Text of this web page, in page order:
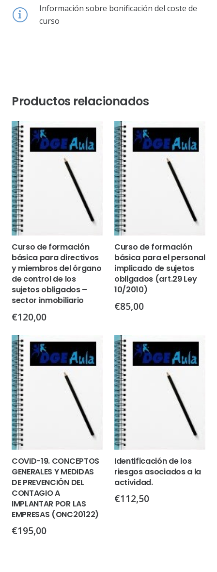
Información sobre bonificación del coste de
curso
Productos relacionados
Curso de formación
básica para directivos
y miembros del órgano
de control de los
sujetos obligados –
sector inmobiliario
€120,00
Curso de formación
básica para el personal
implicado de sujetos
obligados (art.29 Ley
10/2010)
€85,00
COVID-19. CONCEPTOS
GENERALES Y MEDIDAS
DE PREVENCIÓN DEL
CONTAGIO A
IMPLANTAR POR LAS
EMPRESAS (ONC20122)
€195,00
Identificación de los
riesgos asociados a la
actividad.
€112,50